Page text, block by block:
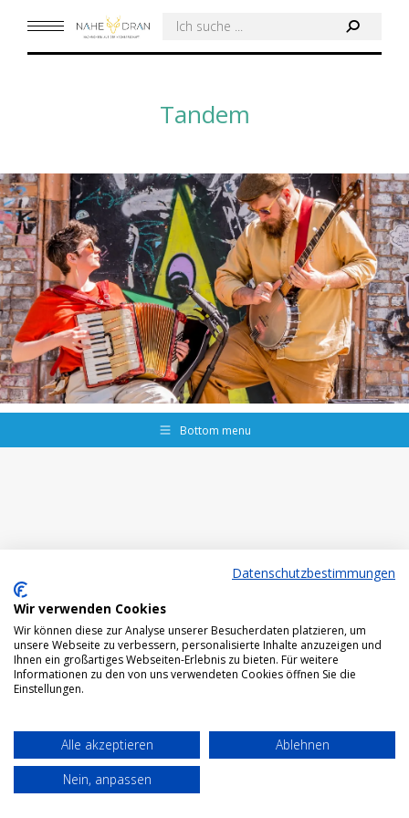
Search:
Tandem
Bottom menu
Datenschutzbestimmungen
Wir verwenden Cookies
Wir können diese zur Analyse unserer Besucherdaten platzieren, um
unsere Webseite zu verbessern, personalisierte Inhalte anzuzeigen und
Ihnen ein großartiges Webseiten-Erlebnis zu bieten. Für weitere
Informationen zu den von uns verwendeten Cookies öffnen Sie die
Einstellungen.
Alle akzeptieren
Ablehnen
Nein, anpassen